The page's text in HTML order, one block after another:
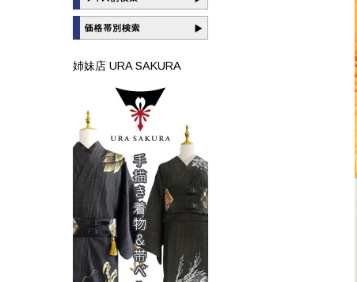
姉妹店 URA SAKURA